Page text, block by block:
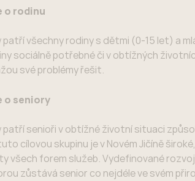
o rodinu
všechny rodiny s dětmi (0-15 let) a
sociálně potřebné či v obtížných
své problémy řešit.
o seniory
senioři v obtížné životní situaci
cílovou skupinu je v Novém Jičíně
všech forem služeb. Vydefinované
zůstává senior co nejdéle ve svém